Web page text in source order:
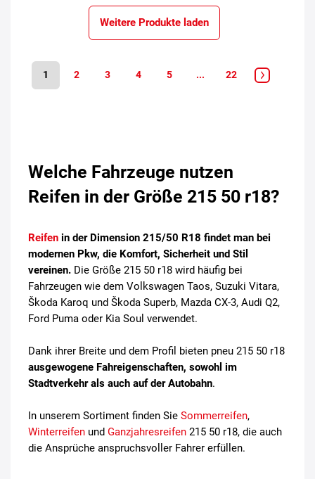
Weitere Produkte laden
1 2 3 4 5 ... 22
Welche Fahrzeuge nutzen
Reifen in der Größe 215 50 r18?
Reifen in der Dimension 215/50 R18 findet man bei
modernen Pkw, die Komfort, Sicherheit und Stil
vereinen. Die Größe 215 50 r18 wird häufig bei
Fahrzeugen wie dem Volkswagen Taos, Suzuki Vitara,
Škoda Karoq und Škoda Superb, Mazda CX-3, Audi Q2,
Ford Puma oder Kia Soul verwendet.
Dank ihrer Breite und dem Profil bieten pneu 215 50 r18
ausgewogene Fahreigenschaften, sowohl im
Stadtverkehr als auch auf der Autobahn.
In unserem Sortiment finden Sie Sommerreifen,
Winterreifen und Ganzjahresreifen 215 50 r18, die auch
die Ansprüche anspruchsvoller Fahrer erfüllen.